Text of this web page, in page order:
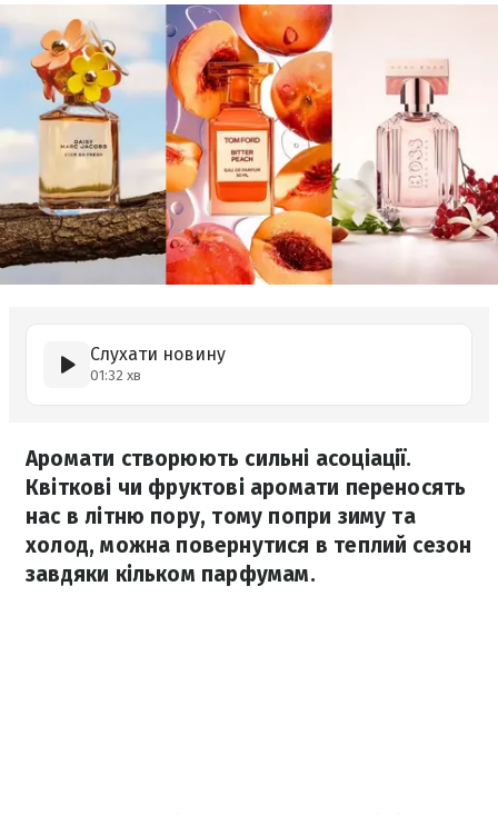
Слухати новину
01:32 хв
Аромати створюють сильні асоціації.
Квіткові чи фруктові аромати переносять
нас в літню пору, тому попри зиму та
холод, можна повернутися в теплий сезон
завдяки кільком парфумам.